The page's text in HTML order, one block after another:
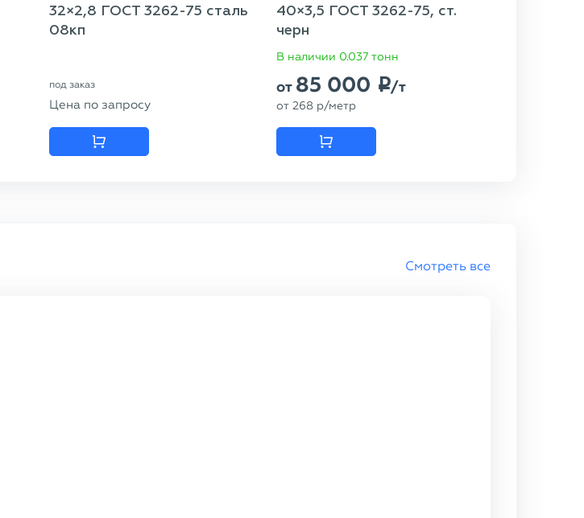
32×2,8 ГОСТ 3262-75 сталь
08кп
под заказ
Цена по запросу
40×3,5 ГОСТ 3262-75, ст.
черн
В наличии 0.037 тонн
от 85 000 p/т
от 268 p/метр
Смотреть все